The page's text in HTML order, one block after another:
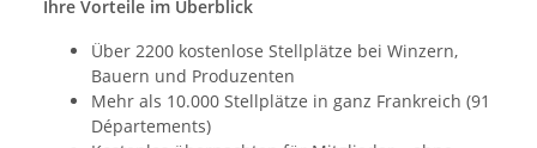
Ihre Vorteile im Überblick
Über 2200 kostenlose Stellplätze bei Winzern,
Bauern und Produzenten
Mehr als 10.000 Stellplätze in ganz Frankreich (91
Départements)